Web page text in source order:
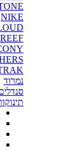
NIKE
REEF
נמרוד